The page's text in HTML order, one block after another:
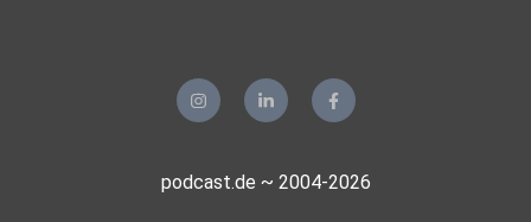
podcast.de ~ 2004-2026